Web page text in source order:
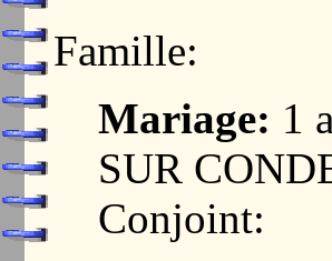
Famille:
Mariage: 1
SUR
Conjoint: